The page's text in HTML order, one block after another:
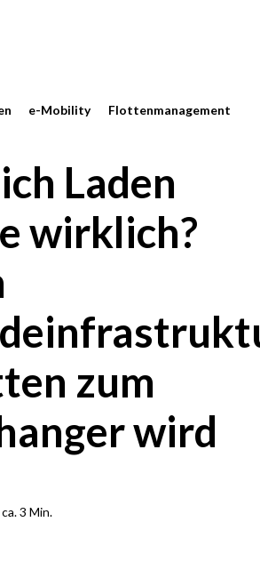
e-Mobility Flottenmanagement
Laden
wirklich?
zum
wird
3 Min.